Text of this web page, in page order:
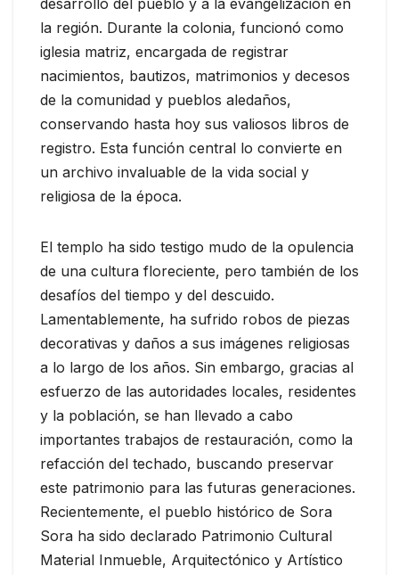
desarrollo del pueblo y a la evangelización en
la región. Durante la colonia, funcionó como
iglesia matriz, encargada de registrar
nacimientos, bautizos, matrimonios y decesos
de la comunidad y pueblos aledaños,
conservando hasta hoy sus valiosos libros de
registro. Esta función central lo convierte en
un archivo invaluable de la vida social y
religiosa de la época.
El templo ha sido testigo mudo de la opulencia
de una cultura floreciente, pero también de los
desafíos del tiempo y del descuido.
Lamentablemente, ha sufrido robos de piezas
decorativas y daños a sus imágenes religiosas
a lo largo de los años. Sin embargo, gracias al
esfuerzo de las autoridades locales, residentes
y la población, se han llevado a cabo
importantes trabajos de restauración, como la
refacción del techado, buscando preservar
este patrimonio para las futuras generaciones.
Recientemente, el pueblo histórico de Sora
Sora ha sido declarado Patrimonio Cultural
Material Inmueble, Arquitectónico y Artístico